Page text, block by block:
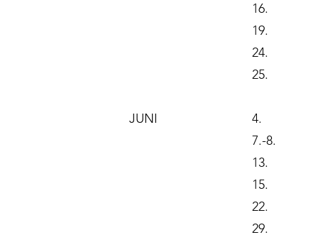
JUNI
16.
19.
24.
25.
4.
7.-8.
13.
15.
22.
29.